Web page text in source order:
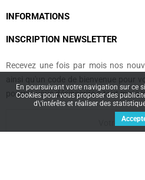
INFORMATIONS
INSCRIPTION NEWSLETTER
Recevez une fois par mois nos
ainsi qu'un code de bienvenue pour
pourrez vous désinscrire à tout
En poursuivant votre navigation sur ce
Cookies pour vous proposer des
d\'intérêts et réaliser des